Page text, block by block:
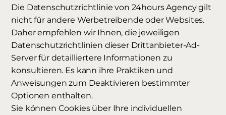
Die Datenschutzrichtlinie von 24hours Agency gilt
nicht für andere Werbetreibende oder Websites.
Daher empfehlen wir Ihnen, die jeweiligen
Datenschutzrichtlinien dieser Drittanbieter-Ad-
Server für detailliertere Informationen zu
konsultieren. Es kann ihre Praktiken und
Anweisungen zum Deaktivieren bestimmter
Optionen enthalten.
Sie können Cookies über Ihre individuellen